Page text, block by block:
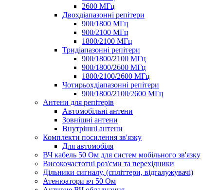
2600 МГц
Двохдіапазонні репітери
900/1800 МГц
900/2100 МГц
1800/2100 МГц
Тридіапазонні репітери
900/1800/2100 МГц
900/1800/2600 МГц
1800/2100/2600 МГц
Чотирьохдіапазонні репітери
900/1800/2100/2600 МГц
Антени для репітерів
Автомобільні антени
Зовнішні антени
Внутрішні антени
Комплекти посилення зв'язку
Для автомобіля
ВЧ кабель 50 Ом для систем мобільного зв'язку
Високочастотні роз'єми та перехідники
Дільники сигналу, (спліттери, відгалужувачі)
Атенюатори вч 50 Ом